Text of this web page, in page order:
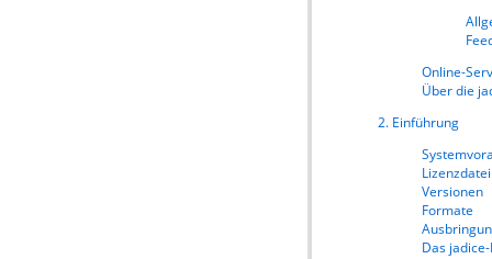
Online-
Über die
2. Einführung
Lizenzdatei
Versionen
Formate
Das